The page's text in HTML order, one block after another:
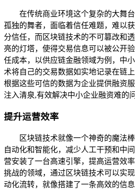
在传统商业环境这个复杂的大舞
孤独的舞者，面临着信任难题，难以
分信任，而区块链技术的不可篡改和
亮的灯塔，使得交易信息可以被公开
任成本，以供应链金融领域为例，中
术将自己的交易数据如实地记录在链
根据这些可信的数据为企业提供融资
注入清泉,有效解决中小企业融资难的问
提升运营效率
区块链技术就像一个神奇的魔法
自动化和智能化，减少人工干预和中
营安装了一台高速引擎，提高运营效
挑战的领域，通过区块链技术可以实
动化流转，就像搭建了一条高效的信